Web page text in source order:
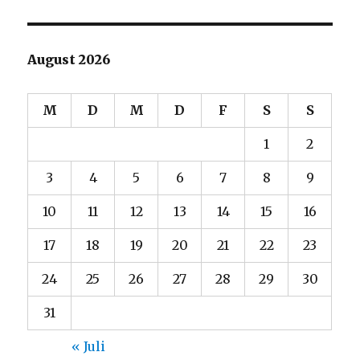
August 2026
M D M D F S S
1 2
3 4 5 6 7 8 9
10 11 12 13 14 15 16
17 18 19 20 21 22 23
24 25 26 27 28 29 30
31
« Juli